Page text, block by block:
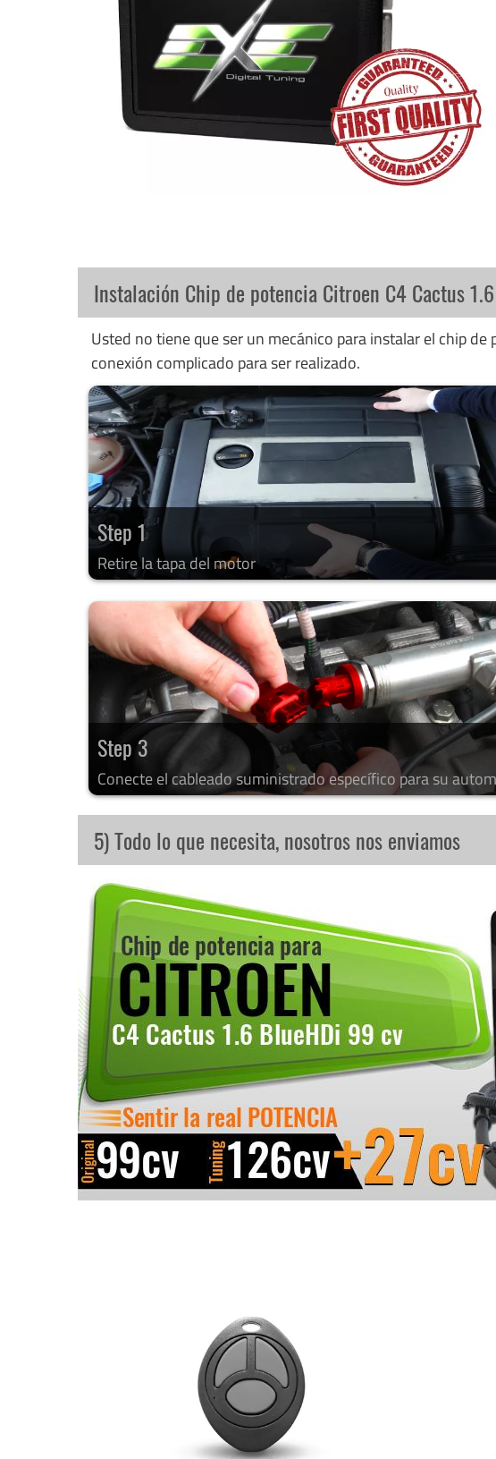
Instalación Chip de potencia Citroen C4 Cactus
Usted no tiene que ser un mecánico para instalar el chip
conexión complicado para ser realizado.
Step 1
Retire la tapa del motor
Step 3
Conecte el cableado suministrado específico para su
5) Todo lo que necesita, nosotros nos enviamos